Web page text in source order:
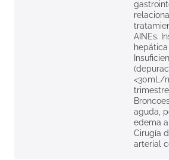
AINEs.
<30mL/
aguda,
edema
Cirugía
arterial